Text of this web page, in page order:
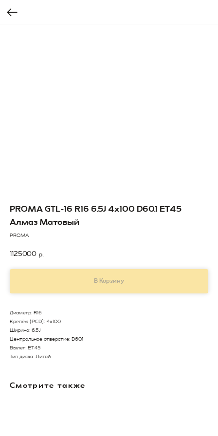
PROMA GTL-16 R16 6.5J 4x100 D60.1 ET45
Алмаз Матовый
PROMA
11250,00 р.
В Корзину
Диаметр: R16
Крепёж (PCD): 4x100
Ширина: 6.5J
Центральное отверстие: D60.1
Вылет: ET45
Тип диска: Литой
Смотрите также